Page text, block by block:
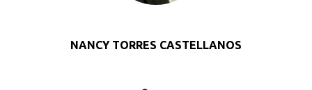
NANCY TORRES CASTELLANOS